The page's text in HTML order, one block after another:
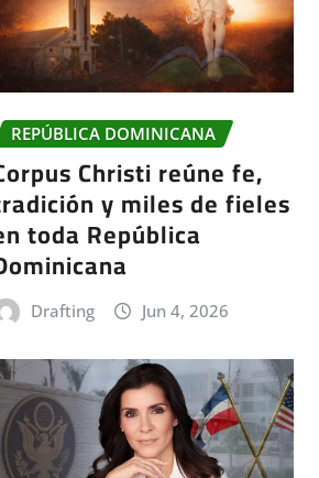
REPÚBLICA DOMINICANA
Christi reúne fe,
y miles de fieles
toda República
Drafting Jun 4, 2026